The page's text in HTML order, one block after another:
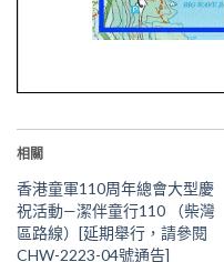
相關
香港童軍110周年總會大型慶
祝活動—潔伴童行110 （柴灣
區路線）[延期舉行，請參閱
CHW-2223-04號通告]